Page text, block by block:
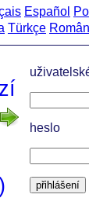
Español
Türkçe
heslo
přihlášení